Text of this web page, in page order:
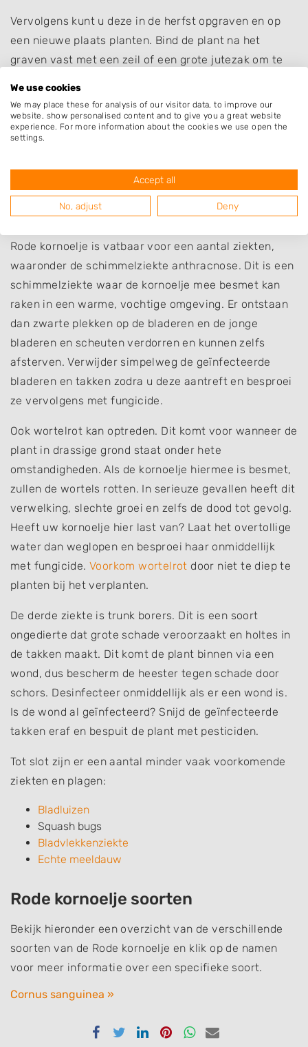
Vervolgens kunt u deze in de herfst opgraven en op
een nieuwe plaats planten. Bind de plant na het
graven vast met een zeil of een grote jutezak om te
rond de struik maken. Deze gietrand vangt het water
op en begeleidt het direct naar de wortels. Breng tot
onkruid en bodemverdamping te voorkomen.
Rode kornoelje ziekten
Rode kornoelje is vatbaar voor een aantal ziekten,
waaronder de schimmelziekte anthracnose. Dit is een
schimmelziekte waar de kornoelje mee besmet kan
raken in een warme, vochtige omgeving. Er ontstaan
dan zwarte plekken op de bladeren en de jonge
bladeren en scheuten verdorren en kunnen zelfs
afsterven. Verwijder simpelweg de geïnfecteerde
bladeren en takken zodra u deze aantreft en besproei
ze vervolgens met fungicide.
Ook wortelrot kan optreden. Dit komt voor wanneer de
plant in drassige grond staat onder hete
omstandigheden. Als de kornoelje hiermee is besmet,
zullen de wortels rotten. In serieuze gevallen heeft dit
verwelking, slechte groei en zelfs de dood tot gevolg.
Heeft uw kornoelje hier last van? Laat het overtollige
water dan weglopen en besproei haar onmiddellijk
met fungicide.Voorkom wortelrot door niet te diep te
planten bij het verplanten.
De derde ziekte is trunk borers. Dit is een soort
ongedierte dat grote schade veroorzaakt en holtes in
de takken maakt. Dit komt de plant binnen via een
wond, dus bescherm de heester tegen schade door
schors. Desinfecteer onmiddellijk als er een wond is.
Is de wond al geïnfecteerd? Snijd de geïnfecteerde
takken eraf en bespuit de plant met pesticiden.
Tot slot zijn er een aantal minder vaak voorkomende
ziekten en plagen:
Bladluizen
Squash bugs
Bladvlekkenziekte
Echte meeldauw
Rode kornoelje soorten
Bekijk hieronder een overzicht van de verschillende
soorten van de Rode kornoelje en klik op de namen
voor meer informatie over een specifieke soort.
Cornus sanguinea »
DelenDelenDelenDelenDelenDelen
We use cookies
We may place these for analysis of our visitor data, to improve our
website, show personalised content and to give you a great website
experience. For more information about the cookies we use open the
settings.
Accept all
No, adjust Deny